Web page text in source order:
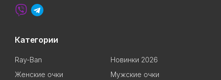
Категории
Ray-Ban
Новинки 2026
Женские очки
Мужские очки